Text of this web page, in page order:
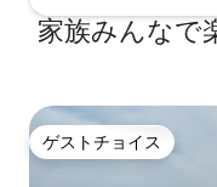
家族みんなで
ゲストチョイス
ゲストチョイス